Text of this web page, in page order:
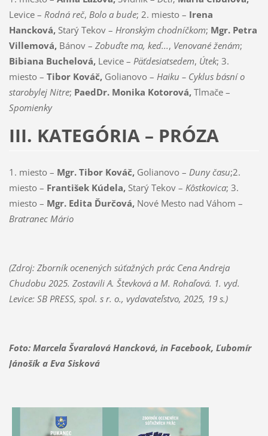
Levice – Rodná reč, Bolo a bude; 2. miesto – Irena
Hancková, Starý Tekov – Hronským chodníčkom; Mgr. Petra
Villemová, Bánov – Zobuďte ma, keď..., Venované ženám;
Bibiana Buchelová, Levice – Päťdesiatsedem, Útek; 3.
miesto – Tibor Kováč, Golianovo – Haiku – Cyklus básní o
starobylej Nitre; PaedDr. Monika Kotorová, Tlmače –
Spomienky
III. KATEGÓRIA – PRÓZA
1. miesto – Mgr. Tibor Kováč, Golianovo – Duny času;2.
miesto – František Kúdela, Starý Tekov – Kôstkovica; 3.
miesto – Mgr. Edita Ďurčová, Nové Mesto nad Váhom –
Bratranec Mário
(Zdroj: Zborník ocenených súťažných prác Cena Andreja
Chudobu 2025. Zostavili A. Števková a M. Rohaľová. 1. vyd.
Levice: SB PRESS, spol. s r. o., vydavateľstvo, 2025, 19 s.)
Foto: Marcela Švaralová Hancková, in Facebook, Ľubomír
Jánošík a Eva Sisková